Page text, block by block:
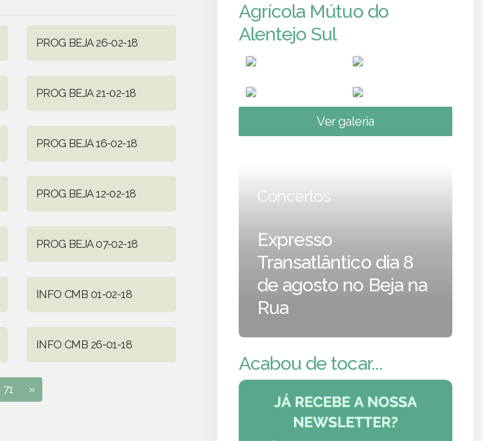
PROG BEJA 26-02-18
PROG BEJA 21-02-18
PROG BEJA 16-02-18
PROG BEJA 12-02-18
PROG BEJA 07-02-18
INFO CMB 01-02-18
INFO CMB 26-01-18
71 »
Agrícola Mútuo do
Alentejo Sul
Ver galeria
Concertos
Expresso
Transatlântico dia 8
de agosto no Beja na
Rua
Acabou de tocar...